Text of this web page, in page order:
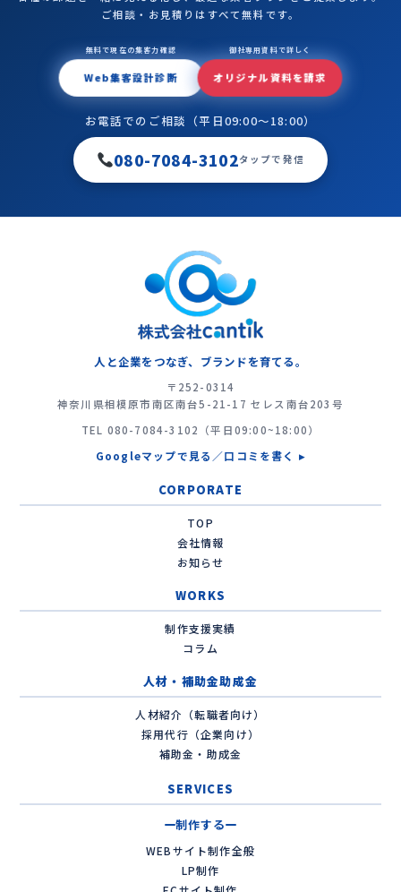
ご相談・お見積りはすべて無料です。
無料で現在の集客力確認
Web集客設計診断
御社専用資料で詳しく
オリジナル資料を請求
お電話でのご相談（平日09:00〜18:00）
080-7084-3102タップで発信
人と企業をつなぎ、ブランドを育てる。
〒252-0314
神奈川県相模原市南区南台5-21-17 セレス南台203号
TEL 080-7084-3102 （平日09:00~18:00）
Googleマップで見る／口コミを書く ▸
CORPORATE
TOP
会社情報
お知らせ
WORKS
制作支援実績
コラム
人材・補助金助成金
人材紹介（転職者向け）
採用代行（企業向け）
補助金・助成金
SERVICES
制作する
WEBサイト制作全般
LP制作